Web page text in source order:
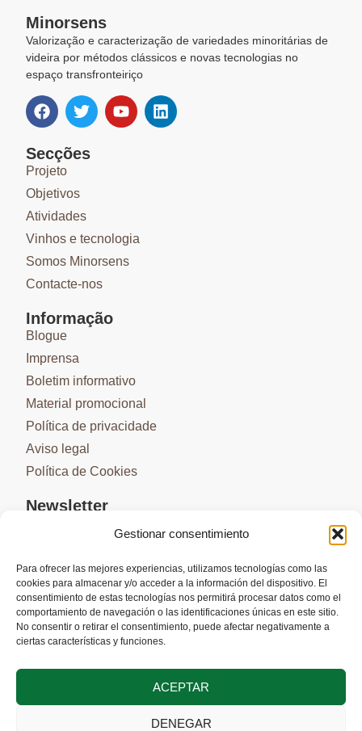
Gestionar consentimiento
Para ofrecer las mejores experiencias, utilizamos tecnologías como las
cookies para almacenar y/o acceder a la información del dispositivo. El
consentimiento de estas tecnologías nos permitirá procesar datos como el
comportamiento de navegación o las identificaciones únicas en este sitio.
No consentir o retirar el consentimiento, puede afectar negativamente a
ciertas características y funciones.
ACEPTAR
DENEGAR
Minorsens
Valorização e caracterização de variedades minoritárias de
videira por métodos clássicos e novas tecnologias no
espaço transfronteiriço
Secções
Projeto
Objetivos
Atividades
Vinhos e tecnologia
Somos Minorsens
Contacte-nos
Informação
Blogue
Imprensa
Boletim informativo
Material promocional
Política de privacidade
Aviso legal
Política de Cookies
Newsletter
SUBSCREVER
Cofinanciado pela União Europeia através do Programa Interreg VI-A